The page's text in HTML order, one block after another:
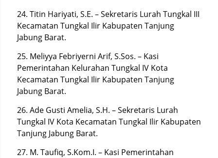
24. Titin Hariyati, S.E. – Sekretaris Lurah Tungkal III
Kecamatan Tungkal Ilir Kabupaten Tanjung
Jabung Barat.
25. Meliyya Febriyerni Arif, S.Sos. – Kasi
Pemerintahan Kelurahan Tungkal IV Kota
Kecamatan Tungkal Ilir Kabupaten Tanjung
Jabung Barat.
26. Ade Gusti Amelia, S.H. – Sekretaris Lurah
Tungkal IV Kota Kecamatan Tungkal Ilir Kabupaten
Tanjung Jabung Barat.
27. M. Taufiq, S.Kom.I. – Kasi Pemerintahan